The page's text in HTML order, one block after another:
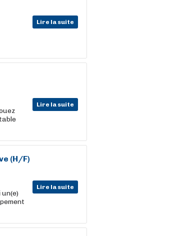
Lire la suite
Lire la suite
(H/F)
Lire la suite